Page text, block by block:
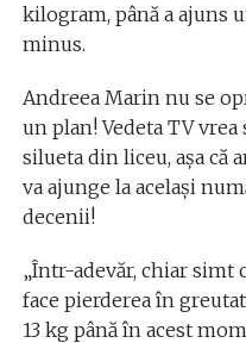
kilogram, până a ajuns
minus.
Andreea Marin nu se
un plan! Vedeta TV
silueta din liceu, așa că
va ajunge la același
decenii!
„Într-adevăr, chiar simt
face pierderea în
13 kg până în acest